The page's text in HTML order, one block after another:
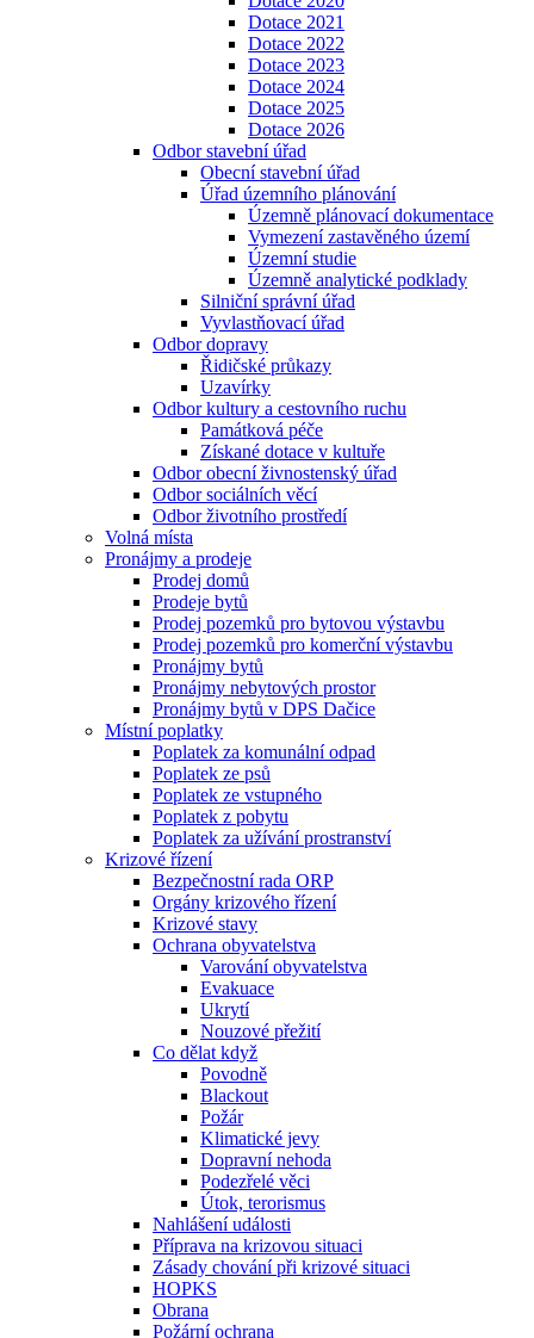
Dotace 2021
Dotace 2022
Dotace 2023
Dotace 2024
Dotace 2025
Dotace 2026
Odbor stavební úřad
Obecní stavební úřad
Úřad územního plánování
Územně plánovací dokumentace
Vymezení zastavěného území
Územní studie
Územně analytické podklady
Silniční správní úřad
Vyvlastňovací úřad
Odbor dopravy
Řidičské průkazy
Uzavírky
Odbor kultury a cestovního ruchu
Památková péče
Získané dotace v kultuře
Odbor obecní živnostenský úřad
Odbor sociálních věcí
Odbor životního prostředí
Volná místa
Pronájmy a prodeje
Prodej domů
Prodeje bytů
Prodej pozemků pro bytovou výstavbu
Prodej pozemků pro komerční výstavbu
Pronájmy bytů
Pronájmy nebytových prostor
Pronájmy bytů v DPS Dačice
Místní poplatky
Poplatek za komunální odpad
Poplatek ze psů
Poplatek ze vstupného
Poplatek z pobytu
Poplatek za užívání prostranství
Krizové řízení
Bezpečnostní rada ORP
Orgány krizového řízení
Krizové stavy
Ochrana obyvatelstva
Varování obyvatelstva
Evakuace
Ukrytí
Nouzové přežití
Co dělat když
Povodně
Blackout
Požár
Klimatické jevy
Dopravní nehoda
Podezřelé věci
Útok, terorismus
Nahlášení události
Příprava na krizovou situaci
Zásady chování při krizové situaci
HOPKS
Obrana
Požární ochrana